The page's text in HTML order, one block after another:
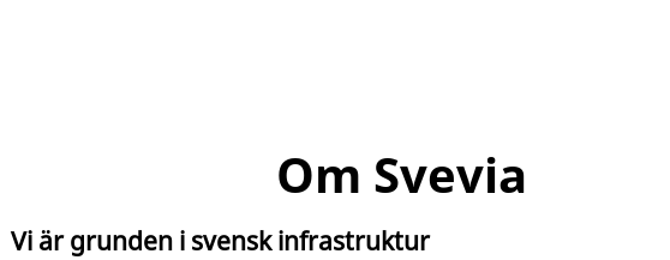
Om Svevia
Vi är grunden i svensk infrastruktur